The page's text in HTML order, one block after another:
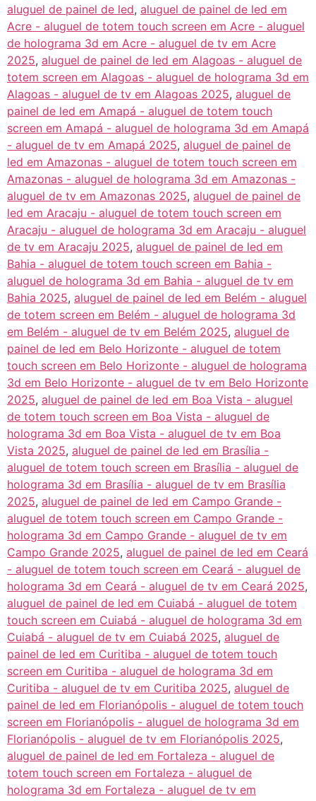
aluguel de painel de led, aluguel de painel de led em
Acre - aluguel de totem touch screen em Acre - aluguel
de holograma 3d em Acre - aluguel de tv em Acre
2025, aluguel de painel de led em Alagoas - aluguel de
totem screen em Alagoas - aluguel de holograma 3d em
Alagoas - aluguel de tv em Alagoas 2025, aluguel de
painel de led em Amapá - aluguel de totem touch
screen em Amapá - aluguel de holograma 3d em Amapá
- aluguel de tv em Amapá 2025, aluguel de painel de
led em Amazonas - aluguel de totem touch screen em
Amazonas - aluguel de holograma 3d em Amazonas -
aluguel de tv em Amazonas 2025, aluguel de painel de
led em Aracaju - aluguel de totem touch screen em
Aracaju - aluguel de holograma 3d em Aracaju - aluguel
de tv em Aracaju 2025, aluguel de painel de led em
Bahia - aluguel de totem touch screen em Bahia -
aluguel de holograma 3d em Bahia - aluguel de tv em
Bahia 2025, aluguel de painel de led em Belém - aluguel
de totem screen em Belém - aluguel de holograma 3d
em Belém - aluguel de tv em Belém 2025, aluguel de
painel de led em Belo Horizonte - aluguel de totem
touch screen em Belo Horizonte - aluguel de holograma
3d em Belo Horizonte - aluguel de tv em Belo Horizonte
2025, aluguel de painel de led em Boa Vista - aluguel
de totem touch screen em Boa Vista - aluguel de
holograma 3d em Boa Vista - aluguel de tv em Boa
Vista 2025, aluguel de painel de led em Brasília -
aluguel de totem touch screen em Brasília - aluguel de
holograma 3d em Brasília - aluguel de tv em Brasília
2025, aluguel de painel de led em Campo Grande -
aluguel de totem touch screen em Campo Grande -
holograma 3d em Campo Grande - aluguel de tv em
Campo Grande 2025, aluguel de painel de led em Ceará
- aluguel de totem touch screen em Ceará - aluguel de
holograma 3d em Ceará - aluguel de tv em Ceará 2025,
aluguel de painel de led em Cuiabá - aluguel de totem
touch screen em Cuiabá - aluguel de holograma 3d em
Cuiabá - aluguel de tv em Cuiabá 2025, aluguel de
painel de led em Curitiba - aluguel de totem touch
screen em Curitiba - aluguel de holograma 3d em
Curitiba - aluguel de tv em Curitiba 2025, aluguel de
painel de led em Florianópolis - aluguel de totem touch
screen em Florianópolis - aluguel de holograma 3d em
Florianópolis - aluguel de tv em Florianópolis 2025,
aluguel de painel de led em Fortaleza - aluguel de
totem touch screen em Fortaleza - aluguel de
holograma 3d em Fortaleza - aluguel de tv em